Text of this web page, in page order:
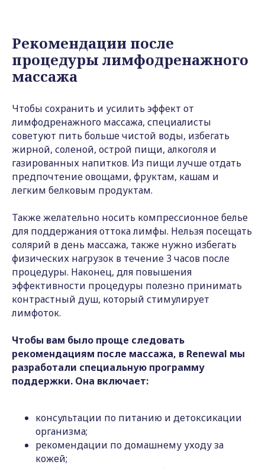
Рекомендации после
процедуры лимфодренажного
массажа
Чтобы сохранить и усилить эффект от
лимфодренажного массажа, специалисты
советуют пить больше чистой воды, избегать
жирной, соленой, острой пищи, алкоголя и
газированных напитков. Из пищи лучше отдать
предпочтение овощами, фруктам, кашам и
легким белковым продуктам.
Также желательно носить компрессионное белье
для поддержания оттока лимфы. Нельзя посещать
солярий в день массажа, также нужно избегать
физических нагрузок в течение 3 часов после
процедуры. Наконец, для повышения
эффективности процедуры полезно принимать
контрастный душ, который стимулирует
лимфоток.
Чтобы вам было проще следовать
рекомендациям после массажа, в Renewal мы
разработали специальную программу
поддержки. Она включает:
консультации по питанию и детоксикации
организма;
рекомендации по домашнему уходу за
кожей;